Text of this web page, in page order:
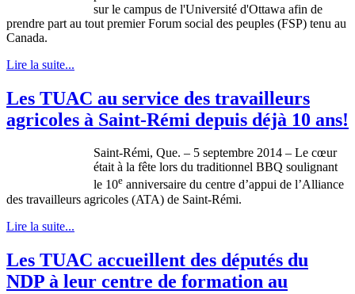
sur le campus de l'Université d'Ottawa afin de
prendre part au tout premier Forum social des peuples (FSP) tenu au
Canada.
Lire la suite...
Les TUAC au service des travailleurs
agricoles à Saint-Rémi depuis déjà 10 ans!
Saint-Rémi, Que. – 5 septembre 2014 – Le cœur
était à la fête lors du traditionnel BBQ soulignant
le 10e anniversaire du centre d’appui de l’Alliance
des travailleurs agricoles (ATA) de Saint-Rémi.
Lire la suite...
Les TUAC accueillent des députés du
NDP à leur centre de formation au